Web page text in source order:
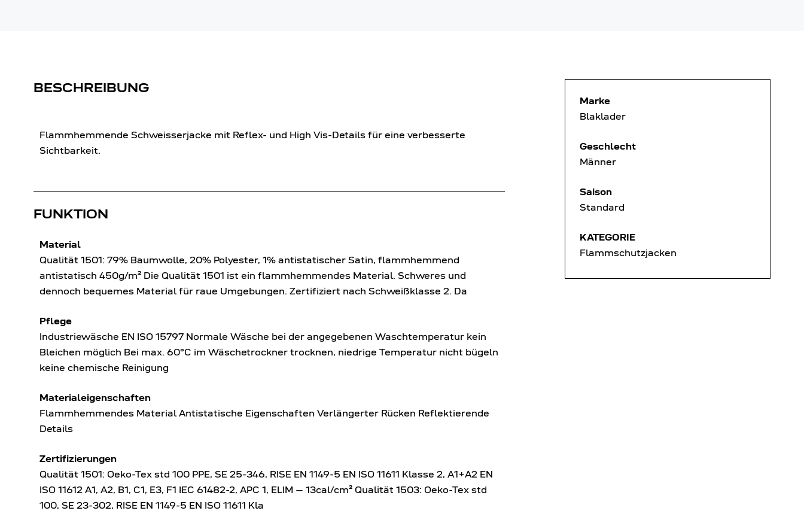
BESCHREIBUNG
Flammhemmende Schweisserjacke mit Reflex- und High Vis-Details für eine verbesserte
Sichtbarkeit.
FUNKTION
Material
Qualität 1501: 79% Baumwolle, 20% Polyester, 1% antistatischer Satin, flammhemmend
antistatisch 450g/m² Die Qualität 1501 ist ein flammhemmendes Material. Schweres und
dennoch bequemes Material für raue Umgebungen. Zertifiziert nach Schweißklasse 2. Da
Pflege
Industriewäsche EN ISO 15797 Normale Wäsche bei der angegebenen Waschtemperatur kein
Bleichen möglich Bei max. 60°C im Wäschetrockner trocknen, niedrige Temperatur nicht bügeln
keine chemische Reinigung
Materialeigenschaften
Flammhemmendes Material Antistatische Eigenschaften Verlängerter Rücken Reflektierende
Details
Zertifizierungen
Qualität 1501: Oeko-Tex std 100 PPE, SE 25-346, RISE EN 1149-5 EN ISO 11611 Klasse 2, A1+A2 EN
ISO 11612 A1, A2, B1, C1, E3, F1 IEC 61482-2, APC 1, ELIM – 13cal/cm² Qualität 1503: Oeko-Tex std
100, SE 23-302, RISE EN 1149-5 EN ISO 11611 Kla
Marke
Blaklader
Geschlecht
Männer
Saison
Standard
KATEGORIE
Flammschutzjacken